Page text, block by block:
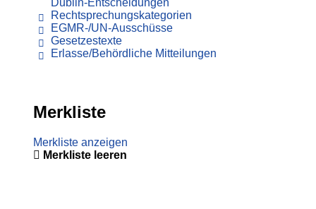
Dublin-Entscheidungen
Rechtsprechungskategorien
EGMR-/UN-Ausschüsse
Gesetzestexte
Erlasse/Behördliche Mitteilungen
Merkliste
Merkliste anzeigen
Merkliste leeren